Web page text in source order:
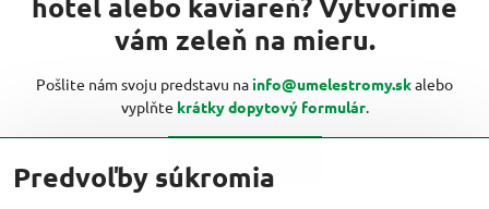
vám zeleň na mieru.
Pošlite nám svoju predstavu na info@umelestromy.skalebo
vyplňte krátky dopytový formulár.
Predvoľby súkromia